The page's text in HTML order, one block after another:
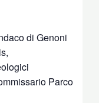
di Genoni
Parco